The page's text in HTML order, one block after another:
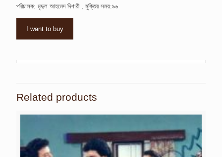
পরিচালক: মৃদুল আহমেদ দিশারী , মুক্তির সময়:৯৬
I want to buy
Related products